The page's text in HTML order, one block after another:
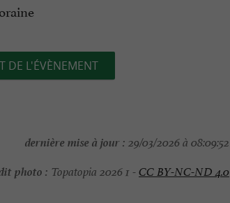
DE L'ÉVÈNEMENT
dernière mise à jour : 29/03/2026 à 08:09:52
photo : Topatopia 2026 1 -CC BY-NC-ND 4.0